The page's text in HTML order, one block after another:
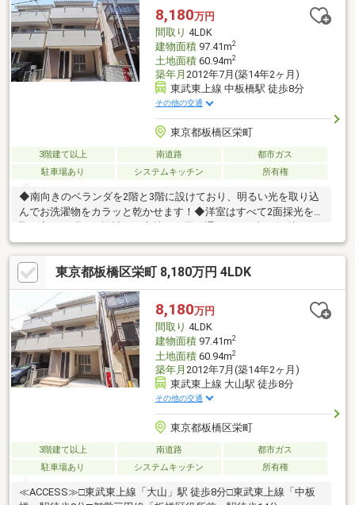
213m)■ ご希望の住まい探しをお手伝いします ━━━━━・・・
物件の詳細・ご相談はお気軽にお問い合わせください。
8,180万円
間取り 4LDK
建物面積97.41m2
土地面積60.94m2
築年月 2012年7月(築14年2ヶ月)
東武東上線 中板橋駅 徒歩8分
その他の交通
東京都板橋区栄町
3階建て以上 南道路
都市ガス
駐車場あり
システムキッチン 所有権
◆南向きのベランダを2階と3階に設けており、明るい光を取り込
んでお洗濯物をカラッと乾かせます！◆洋室はすべて2面採光を
く目覚められます！◆自然と顔を合わせるリビング階段を導入
し、外出時や帰宅時にもご家族と自然なコミュニケーションが生
まれます！◆全居室に収納を備えており、衣類や日用品をすっき
りと片付けて空間を広く使えます！◆1階と3階の2箇所にトイレ
を完備しているため、夜間の就寝時や忙しい朝の身支度もスムー
ズに利用可能です！◆愛車を紫外線や雨風から守るガレージを確
保しております！
東京都板橋区栄町 8,180万円 4LDK
8,180万円
間取り 4LDK
建物面積97.41m2
土地面積60.94m2
築年月 2012年7月(築14年2ヶ月)
東武東上線 大山駅 徒歩8分
その他の交通
東京都板橋区栄町
3階建て以上 南道路
都市ガス
駐車場あり
システムキッチン 所有権
≪ACCESS≫□東武東上線「大山」駅 徒歩8分□東武東上線「中板